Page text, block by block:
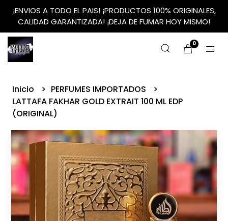
¡ENVIOS A TODO EL PAIS! ¡PRODUCTOS 100% ORIGINALES,
CALIDAD GARANTIZADA! ¡DEJA DE FUMAR HOY MISMO!
0
Inicio
PERFUMES IMPORTADOS
LATTAFA FAKHAR GOLD EXTRAIT 100 ML EDP
(ORIGINAL)